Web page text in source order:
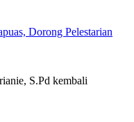
Dorong Pelestarian
S.Pd kembali